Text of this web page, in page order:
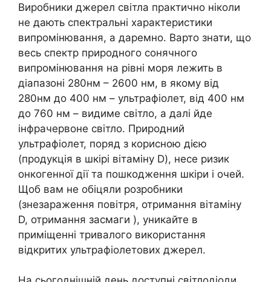
Виробники джерел світла практично ніколи
не дають спектральні характеристики
випромінювання, а даремно. Варто знати, що
весь спектр природного сонячного
випромінювання на рівні моря лежить в
діапазоні 280нм – 2600 нм, в якому від
280нм до 400 нм – ультрафіолет, від 400 нм
до 760 нм – видиме світло, а далі йде
інфрачервоне світло. Природний
ультрафіолет, поряд з корисною дією
(продукція в шкірі вітаміну D), несе ризик
онкогенної дії та пошкодження шкіри і очей.
Щоб вам не обіцяли розробники
(знезараження повітря, отримання вітаміну
D, отримання засмаги ), уникайте в
приміщенні тривалого використання
відкритих ультрафіолетових джерел.